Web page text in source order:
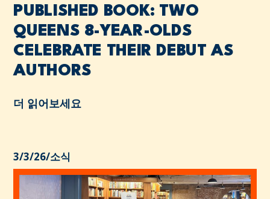
PUBLISHED BOOK: TWO
QUEENS 8-YEAR-OLDS
CELEBRATE THEIR DEBUT AS
AUTHORS
더 읽어보세요
3/3/26/소식